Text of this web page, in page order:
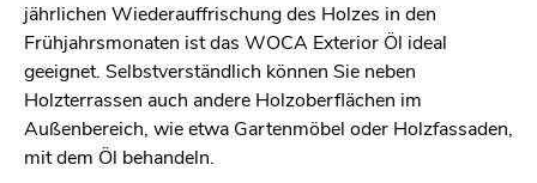
jährlichen Wiederauffrischung des Holzes in den
Frühjahrsmonaten ist das WOCA Exterior Öl ideal
geeignet. Selbstverständlich können Sie neben
Holzterrassen auch andere Holzoberflächen im
Außenbereich, wie etwa Gartenmöbel oder Holzfassaden,
mit dem Öl behandeln.